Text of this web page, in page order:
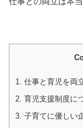
1. 仕事と育児を両
2. 育児支援制度に
3. 子育てに優しい